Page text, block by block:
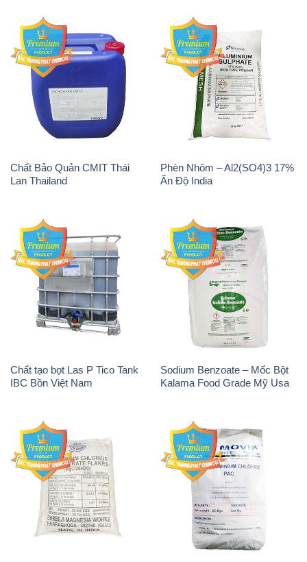
Chất Bảo Quản CMIT Thái
Lan Thailand
Phèn Nhôm – Al2(SO4)3 17%
Ấn Độ India
Chất tạo bọt Las P Tico Tank
IBC Bồn Việt Nam
Sodium Benzoate – Mốc Bột
Kalama Food Grade Mỹ Usa
Magie Clorua – MGCL2 Dạng
Vảy Shreeji Magnesia Works
Ấn Độ India
PAC – Polyaluminium
Chloride 31% Thái Lan
Thailand